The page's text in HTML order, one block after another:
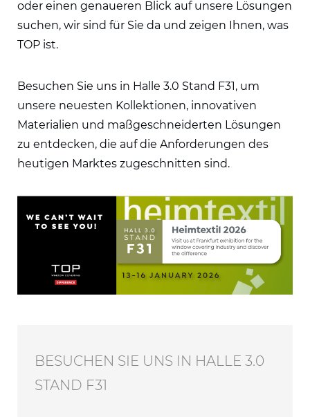
oder einen genaueren Blick auf unsere Lösungen
suchen, wir sind für Sie da und zeigen Ihnen, was
TOP ist.
Besuchen Sie uns in Halle 3.0 Stand F31, um
unsere neuesten Kollektionen, innovativen
Materialien und maßgeschneiderten Lösungen
zu entdecken, die auf die Anforderungen des
heutigen Marktes zugeschnitten sind.
BESUCHEN SIE UNS IN HALLE 3.0
STAND F31